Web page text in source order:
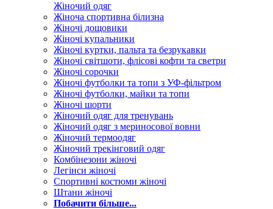
Жіночий одяг
Жіноча спортивна білизна
Жіночі дощовики
Жіночі купальники
Жіночі куртки, пальта та безрукавки
Жіночі світшоти, флісові кофти та светри
Жіночі сорочки
Жіночі футболки та топи з УФ-фільтром
Жіночі футболки, майки та топи
Жіночі шорти
Жіночий одяг для тренувань
Жіночий одяг з мериносової вовни
Жіночий термоодяг
Жіночий трекінговий одяг
Комбінезони жіночі
Легінси жіночі
Спортивні костюми жіночі
Штани жіночі
Побачити більше...